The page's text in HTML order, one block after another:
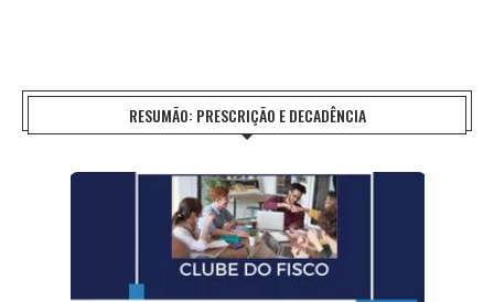
RESUMÃO: PRESCRIÇÃO E DECADÊNCIA